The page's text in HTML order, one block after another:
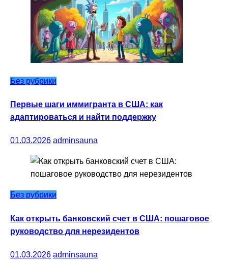
Без рубрики
Первые шаги иммигранта в США: как
адаптироваться и найти поддержку
01.03.2026 adminsauna
Без рубрики
Как открыть банковский счет в США: пошаговое
руководство для нерезидентов
01.03.2026 adminsauna